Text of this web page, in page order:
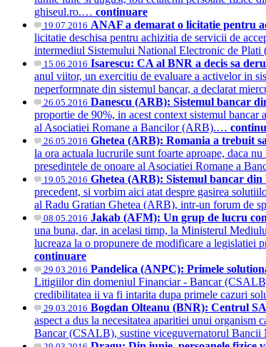
ghiseul.ro.… continuare
19.07.2016 ANAF a demarat o licitatie pentru
licitatie deschisa pentru achizitia de servicii de
intermediul Sistemului National Electronic de
15.06.2016 Isarescu: CA al BNR a decis sa
anul viitor, un exercitiu de evaluare a activelor in
neperformnate din sistemul bancar, a declarat
26.05.2016 Danescu (ARB): Sistemul bancar
proportie de 90%, in acest context sistemul
al Asociatiei Romane a Bancilor (ARB).…
26.05.2016 Ghetea (ARB): Romania a trebuit
la ora actuala lucrurile sunt foarte aproape, daca
presedintele de onoare al Asociatiei Romane a
19.05.2016 Ghetea (ARB): Sistemul bancar
precedent, si vorbim aici atat despre gasirea
al Radu Gratian Ghetea (ARB), intr-un forum de
08.05.2016 Jakab (AFM): Un grup de lucru
una buna, dar, in acelasi timp, la Ministerul
lucreaza la o propunere de modificare a
continuare
29.03.2016 Pandelica (ANPC): Primele
Litigiilor din domeniul Financiar - Bancar
credibilitatea ii va fi intarita dupa primele cazuri
29.03.2016 Bogdan Olteanu (BNR): Centrul
aspect a dus la necesitatea aparitiei unui
Bancar (CSALB), sustine viceguvernatorul